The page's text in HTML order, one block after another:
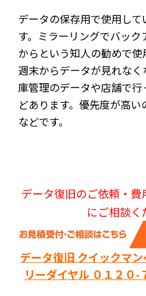
データの保存用で使用し
す。ミラーリングでバッ
からという知人の勧めで使
週末からデータが見れな
庫管理のデータや店舗で
どあります。優先度が高
などです。
データ復旧のご依頼・
にご相談く
データ復旧 クイックマ
リーダイヤル ０１２０-